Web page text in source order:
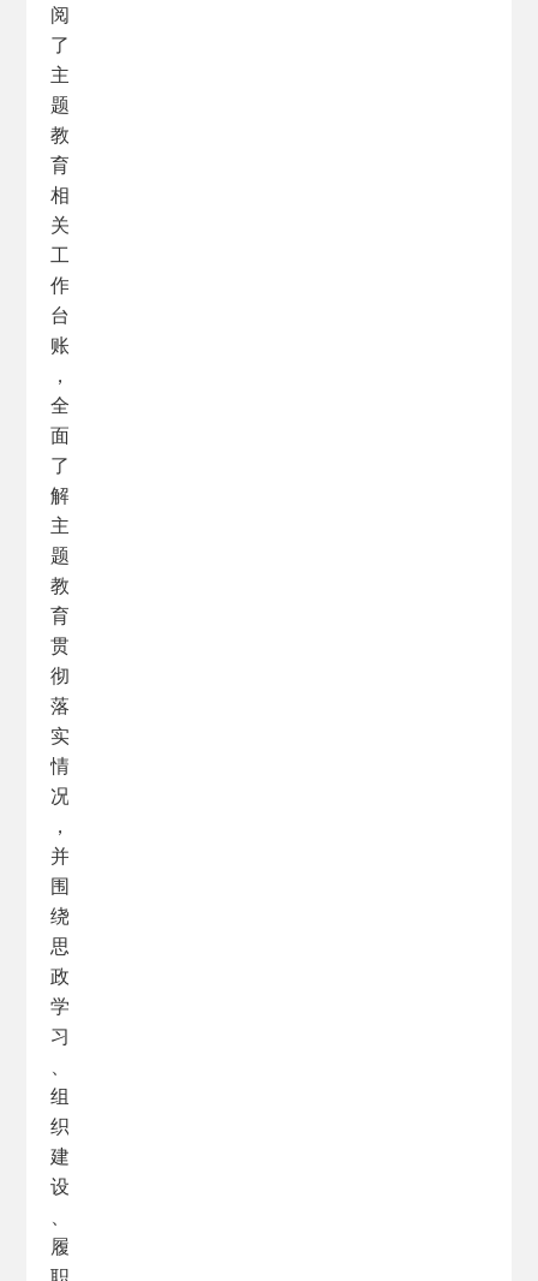
阅
了
主
题
教
育
相
关
工
作
台
账
，
全
面
了
解
主
题
教
育
贯
彻
落
实
情
况
，
并
围
绕
思
政
学
习
、
组
织
建
设
、
履